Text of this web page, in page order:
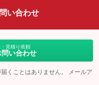
い合わせ
見積り依頼
い合わせ
くことはありません。 メールア